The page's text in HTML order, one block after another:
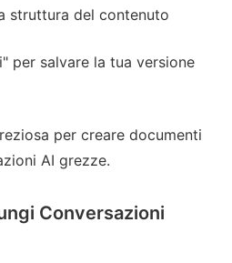
struttura del contenuto
per salvare la tua versione
per creare documenti
AI grezze.
Conversazioni